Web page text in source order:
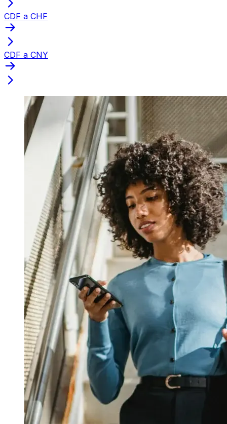
CDF a CHF
CDF a CNY